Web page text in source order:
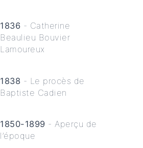
1836 - Catherine
Beaulieu Bouvier
Lamoureux
1838 - Le procès de
Baptiste Cadien
1850-1899 - Aperçu de
l’époque